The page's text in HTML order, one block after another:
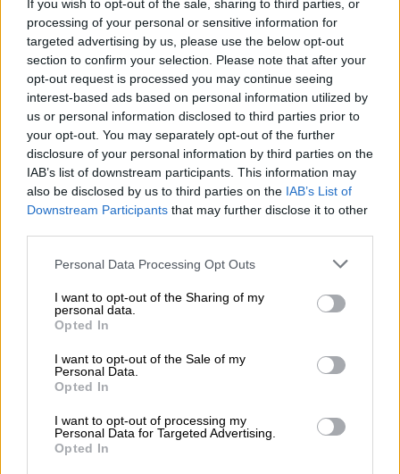
If you wish to opt-out of the sale, sharing to third parties, or
processing of your personal or sensitive information for
targeted advertising by us, please use the below opt-out
section to confirm your selection. Please note that after your
opt-out request is processed you may continue seeing
interest-based ads based on personal information utilized by
us or personal information disclosed to third parties prior to
your opt-out. You may separately opt-out of the further
disclosure of your personal information by third parties on the
IAB’s list of downstream participants. This information may
also be disclosed by us to third parties on the IAB’s List of
Downstream Participants that may further disclose it to other
Personal Data Processing Opt Outs
I want to opt-out of the Sharing of my
personal data.
Opted In
I want to opt-out of the Sale of my
Personal Data.
Opted In
I want to opt-out of processing my
Personal Data for Targeted Advertising.
Opted In
La Comunidad de Madrid destina 4,4,
millones de euros al sector cultural
Por Carolina Rodríguez
Más artículos de este autor
lunes, 24 de febrero de 2020
OPINIONES DIVERSAS
¿La ciudadanía de Occidente es
guerra mundial?